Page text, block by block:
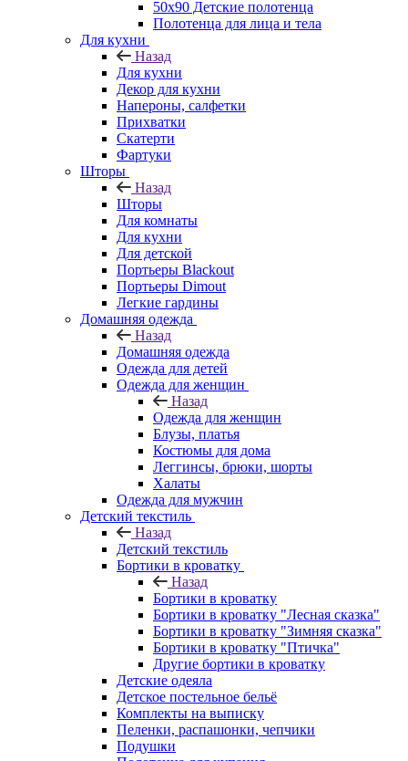
50х90 Детские полотенца
Полотенца для лица и тела
Для кухни
Назад
Для кухни
Декор для кухни
Напероны, салфетки
Прихватки
Скатерти
Фартуки
Шторы
Назад
Шторы
Для комнаты
Для кухни
Для детской
Портьеры Blackout
Портьеры Dimout
Легкие гардины
Домашняя одежда
Назад
Домашняя одежда
Одежда для детей
Одежда для женщин
Назад
Одежда для женщин
Блузы, платья
Костюмы для дома
Леггинсы, брюки, шорты
Халаты
Одежда для мужчин
Детский текстиль
Назад
Детский текстиль
Бортики в кроватку
Назад
Бортики в кроватку
Бортики в кроватку "Лесная сказка"
Бортики в кроватку "Зимняя сказка"
Бортики в кроватку "Птичка"
Другие бортики в кроватку
Детские одеяла
Детское постельное бельё
Комплекты на выписку
Пеленки, распашонки, чепчики
Подушки